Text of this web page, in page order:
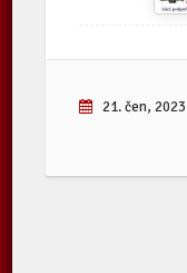
21. čen, 2023